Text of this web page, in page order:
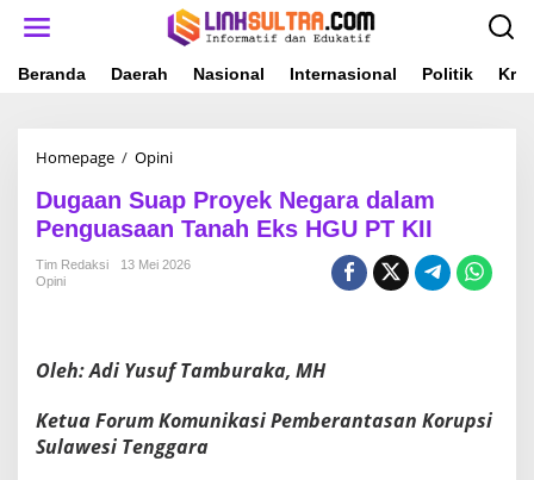
Beranda Daerah Nasional Internasional Politik
Homepage / Opini
g
n
P
o
e
Dugaan Suap Proyek Negara dalam
Penguasaan Tanah Eks HGU PT KII
Tim Redaksi
13 Mei 2026
Opini
Oleh: Adi Yusuf Tamburaka, MH
Ketua Forum Komunikasi Pemberantasan Korupsi
Sulawesi Tenggara